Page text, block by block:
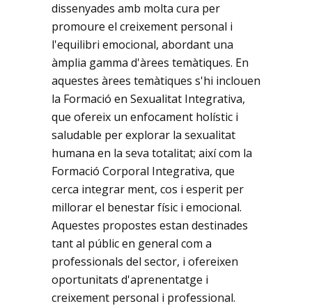
dissenyades amb molta cura per
promoure el creixement personal i
l'equilibri emocional, abordant una
àmplia gamma d'àrees temàtiques. En
aquestes àrees temàtiques s'hi inclouen
la Formació en Sexualitat Integrativa,
que ofereix un enfocament holístic i
saludable per explorar la sexualitat
humana en la seva totalitat; així com la
Formació Corporal Integrativa, que
cerca integrar ment, cos i esperit per
millorar el benestar físic i emocional.
Aquestes propostes estan destinades
tant al públic en general com a
professionals del sector, i ofereixen
oportunitats d'aprenentatge i
creixement personal i professional.